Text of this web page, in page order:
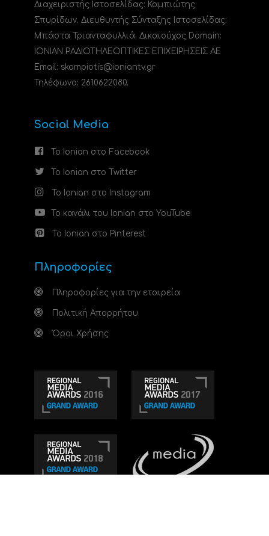
Διαχειριστής Ιστοσελίδας: Καμπιώτης
Σπυρίδων. Διευθυντής Σύνταξης Ιστοσελίδας:
Μπάστα Τριανταφυλλιά. Δικαιούχος Domain:
ΙΟΝΙΑΝ ΡΑΔΙΟΤΗΛΕΟΠΤΙΚΕΣ ΕΠΙΧΕΙΡΗΣΕΙΣ ΑΕ
Email: skampiotis@ioniantv.gr
Τηλέφωνο: 2610622080.
Social Media
Το Ionian στο Facebook
Το Ionian στο Twitter
Το Ionian στο Instagram
Το κανάλι του Ionian στο YouTube
Το Ionian στο Pinterest
Πληροφορίες
Πληροφορίες για την εταιρεία
Πολιτική Απορρήτου
Όροι Χρήσης